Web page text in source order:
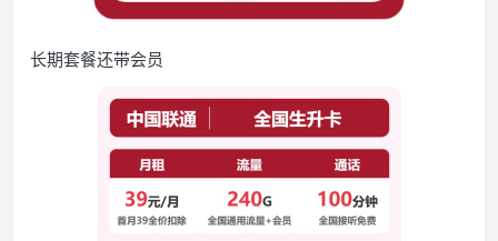
长期套餐还带会员